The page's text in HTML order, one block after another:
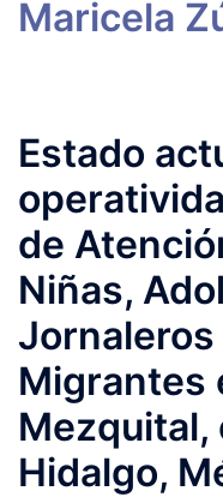
Estado
de
Niñas,
Migrantes
Mezquital,
Hidalgo,